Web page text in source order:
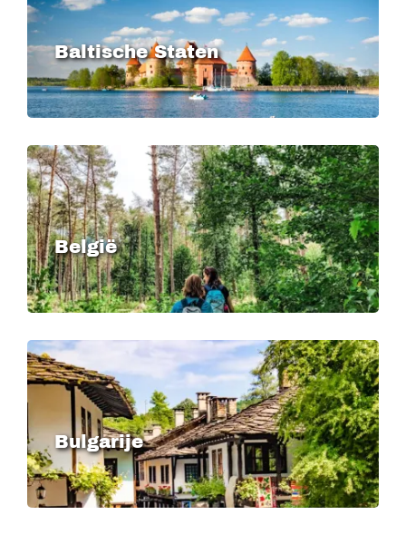
Baltische Staten
Image
België
Image
Bulgarije